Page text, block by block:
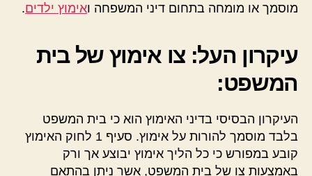
מוסמך או מומחה בתחום דיני המשפחה ואימוץ ילדים.
עיקרון העל: צו אימוץ של בית
המשפט:
העיקרון הבסיסי בדיני האימוץ הוא כי בית המשפט
בלבד מוסמך להורות על אימוץ. סעיף 1 לחוק האימוץ
קובע במפורש כי כל הליך אימוץ יבוצע אך ורק
באמצעות צו של בית המשפט, אשר ניתן בהתאם